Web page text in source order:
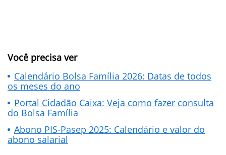
Você precisa ver
Calendário Bolsa Família 2026: Datas de todos
os meses do ano
Portal Cidadão Caixa: Veja como fazer consulta
do Bolsa Família
Abono PIS-Pasep 2025: Calendário e valor do
abono salarial